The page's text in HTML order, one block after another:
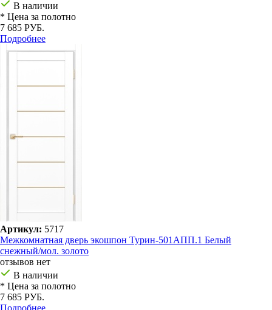
В наличии
* Цена за полотно
7 685 РУБ.
Подробнее
Артикул: 5717
Межкомнатная дверь экошпон Турин-501AПП.1 Белый
снежный/мол. золото
отзывов нет
В наличии
* Цена за полотно
7 685 РУБ.